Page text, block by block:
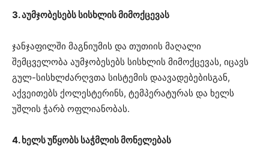
3. აუმჯობესებს სისხლის მიმოქცევას
ჯანჯაფილში მაგნიუმის და თუთიის მაღალი
შემცველობა აუმჯობესებს სისხლის მიმოქცევას, იცავს
გულ-სისხლძარღვთა სისტემის დაავადებებისგან,
აქვეითებს ქოლესტერინს, ტემპერატურას და ხელს
უშლის ჭარბ ოფლიანობას.
4. ხელს უწყობს საჭმლის მონელებას